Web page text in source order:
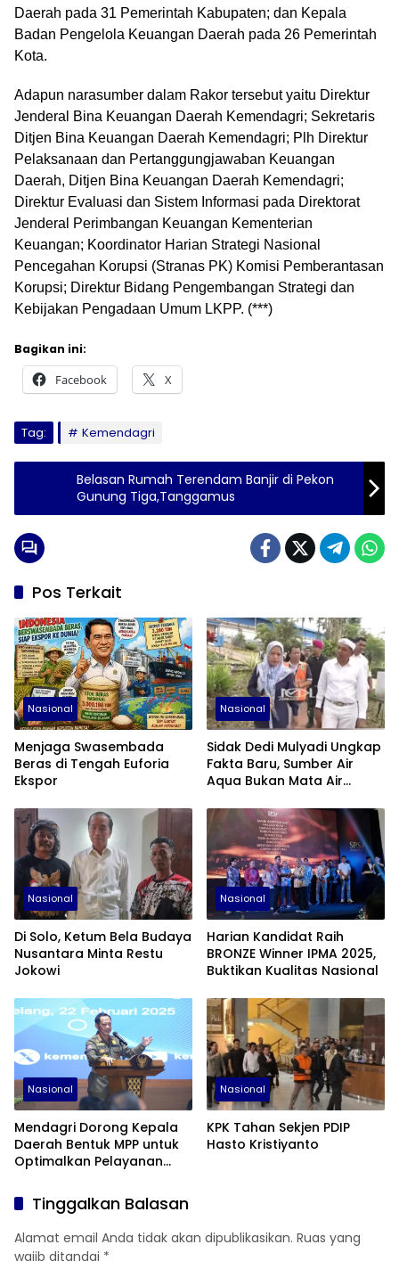
Daerah pada 31 Pemerintah Kabupaten; dan Kepala
Badan Pengelola Keuangan Daerah pada 26 Pemerintah
Kota.
Adapun narasumber dalam Rakor tersebut yaitu Direktur
Jenderal Bina Keuangan Daerah Kemendagri; Sekretaris
Ditjen Bina Keuangan Daerah Kemendagri; Plh Direktur
Pelaksanaan dan Pertanggungjawaban Keuangan
Daerah, Ditjen Bina Keuangan Daerah Kemendagri;
Direktur Evaluasi dan Sistem Informasi pada Direktorat
Jenderal Perimbangan Keuangan Kementerian
Keuangan; Koordinator Harian Strategi Nasional
Pencegahan Korupsi (Stranas PK) Komisi Pemberantasan
Korupsi; Direktur Bidang Pengembangan Strategi dan
Kebijakan Pengadaan Umum LKPP. (***)
Bagikan ini:
Facebook X
Tag: Kemendagri
Belasan Rumah Terendam Banjir di Pekon
Gunung Tiga,Tanggamus
Pos Terkait
Nasional
Menjaga Swasembada
Beras di Tengah Euforia
Ekspor
Nasional
Sidak Dedi Mulyadi Ungkap
Fakta Baru, Sumber Air
Aqua Bukan Mata Air
Nasional
Di Solo, Ketum Bela Budaya
Nusantara Minta Restu
Jokowi
Nasional
Harian Kandidat Raih
BRONZE Winner IPMA 2025,
Buktikan Kualitas Nasional
Nasional
Mendagri Dorong Kepala
Daerah Bentuk MPP untuk
Optimalkan Pelayanan
Nasional
KPK Tahan Sekjen PDIP
Hasto Kristiyanto
Tinggalkan Balasan
Alamat email Anda tidak akan dipublikasikan. Ruas yang
wajib ditandai *